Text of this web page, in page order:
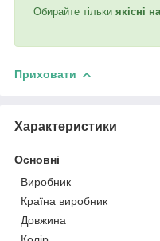
Обирайте тільки якісні
Приховати
Характеристики
Основні
Виробник
Країна виробник
Довжина